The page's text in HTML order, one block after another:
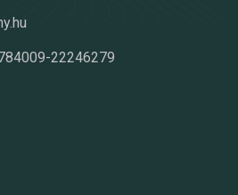
22246279